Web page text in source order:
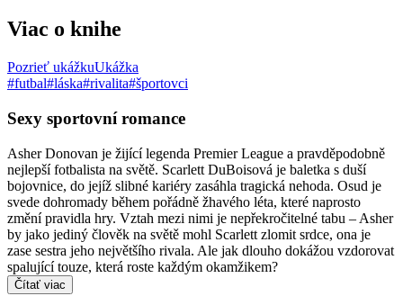
Viac o knihe
Pozrieť ukážkuUkážka
#futbal#láska#rivalita#športovci
Sexy sportovní romance
Asher Donovan je žijící legenda Premier League a pravděpodobně
nejlepší fotbalista na světě. Scarlett DuBoisová je baletka s duší
bojovnice, do jejíž slibné kariéry zasáhla tragická nehoda. Osud je
svede dohromady během pořádně žhavého léta, které naprosto
změní pravidla hry. Vztah mezi nimi je nepřekročitelné tabu – Asher
by jako jediný člověk na světě mohl Scarlett zlomit srdce, ona je
zase sestra jeho největšího rivala. Ale jak dlouho dokážou vzdorovat
spalující touze, která roste každým okamžikem?
Čítať viac